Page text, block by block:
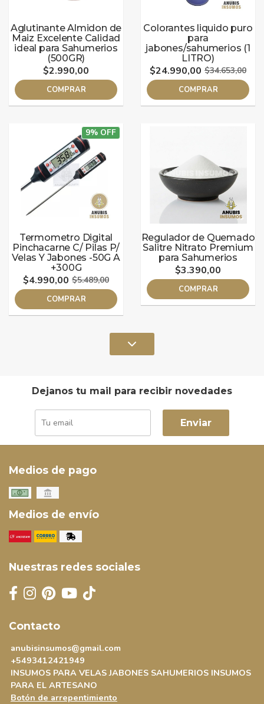
Aglutinante Almidon de
Maiz Excelente Calidad
ideal para Sahumerios
(500GR)
$2.990,00
COMPRAR
Colorantes liquido puro
para
jabones/sahumerios (1
LITRO)
$24.990,00 $34.653,00
COMPRAR
9% OFF
Termometro Digital
Pinchacarne C/ Pilas P/
Velas Y Jabones -50G A
+300G
$4.990,00 $5.489,00
COMPRAR
Regulador de Quemado
Salitre Nitrato Premium
para Sahumerios
$3.390,00
COMPRAR
Dejanos tu mail para recibir novedades
Enviar
Medios de pago
Medios de envío
Nuestras redes sociales
Contacto
anubisinsumos@gmail.com
+5493412421949
INSUMOS PARA VELAS JABONES SAHUMERIOS INSUMOS
PARA EL ARTESANO
Botón de arrepentimiento